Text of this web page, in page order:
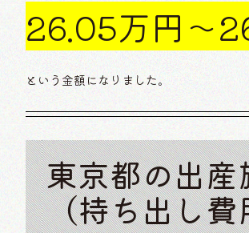
26.05万円〜
という金額になりました。
東京都の出
（持ち出し